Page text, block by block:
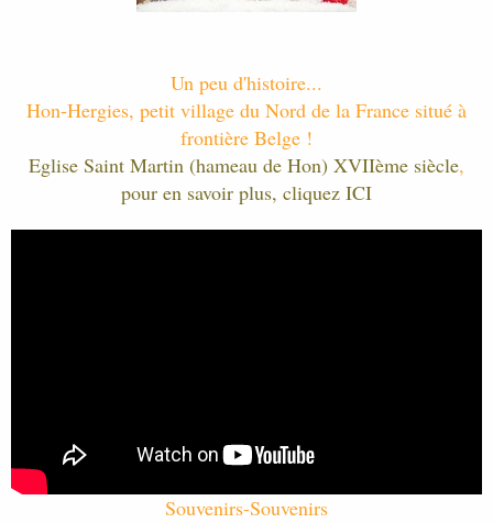
Un peu d'histoire...
Hon-Hergies, petit village du Nord de la France situé à
frontière Belge !
Eglise Saint Martin (hameau de Hon) XVIIème siècle,
pour en savoir plus, cliquez ICI
Souvenirs-Souvenirs